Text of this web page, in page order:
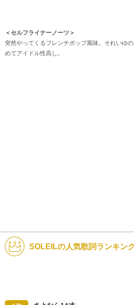
＜セルフライナーノーツ＞
突然やってくるフレンチポップ風味。それいゆ
めてアイドル性高し。
SOLEILの人気歌詞ランキン